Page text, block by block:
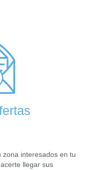
zona interesados en tu
llegar sus